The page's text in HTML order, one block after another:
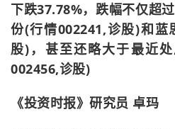
下跌37.78%，跌幅不仅超
份(行情002241,诊股)和蓝
股)，甚至还略大于最近
002456,诊股)
《投资时报》研究员 卓玛